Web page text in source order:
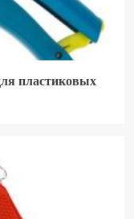
пластиковых